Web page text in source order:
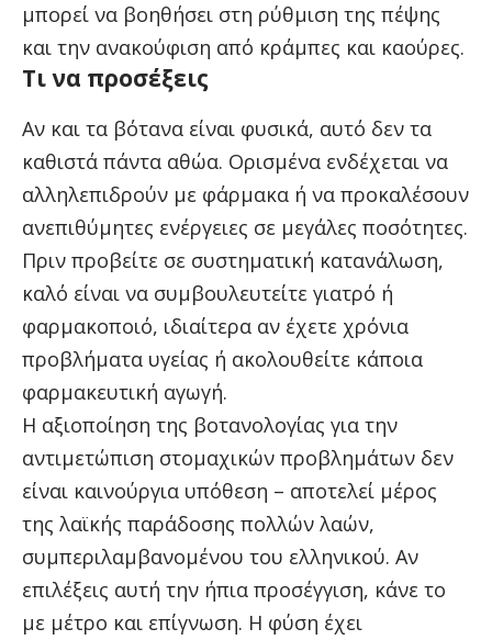
μπορεί να βοηθήσει στη ρύθμιση της πέψης
και την ανακούφιση από κράμπες και καούρες.
Τι να προσέξεις
Αν και τα βότανα είναι φυσικά, αυτό δεν τα
καθιστά πάντα αθώα. Ορισμένα ενδέχεται να
αλληλεπιδρούν με φάρμακα ή να προκαλέσουν
ανεπιθύμητες ενέργειες σε μεγάλες ποσότητες.
Πριν προβείτε σε συστηματική κατανάλωση,
καλό είναι να συμβουλευτείτε γιατρό ή
φαρμακοποιό, ιδιαίτερα αν έχετε χρόνια
προβλήματα υγείας ή ακολουθείτε κάποια
φαρμακευτική αγωγή.
Η αξιοποίηση της βοτανολογίας για την
αντιμετώπιση στομαχικών προβλημάτων δεν
είναι καινούργια υπόθεση – αποτελεί μέρος
της λαϊκής παράδοσης πολλών λαών,
συμπεριλαμβανομένου του ελληνικού. Αν
επιλέξεις αυτή την ήπια προσέγγιση, κάνε το
με μέτρο και επίγνωση. Η φύση έχει